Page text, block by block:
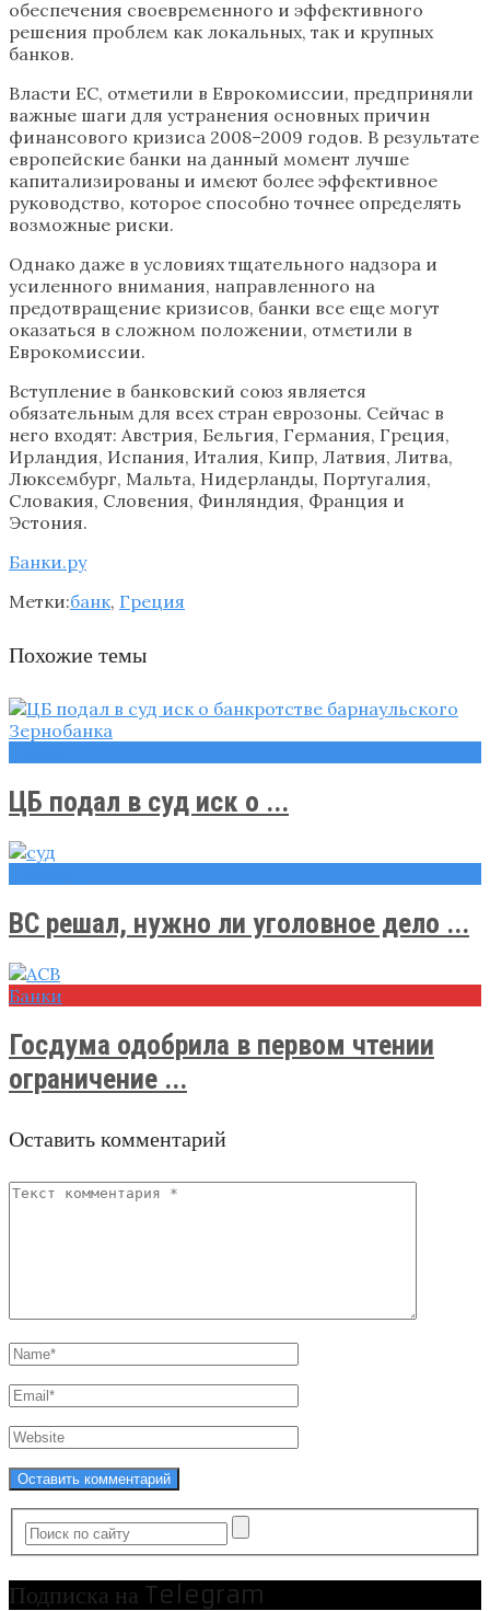
обеспечения своевременного и эффективного
решения проблем как локальных, так и крупных
банков.
Власти ЕС, отметили в Еврокомиссии, предприняли
важные шаги для устранения основных причин
финансового кризиса 2008–2009 годов. В результате
европейские банки на данный момент лучше
капитализированы и имеют более эффективное
руководство, которое способно точнее определять
возможные риски.
Однако даже в условиях тщательного надзора и
усиленного внимания, направленного на
предотвращение кризисов, банки все еще могут
оказаться в сложном положении, отметили в
Еврокомиссии.
Вступление в банковский союз является
обязательным для всех стран еврозоны. Сейчас в
него входят: Австрия, Бельгия, Германия, Греция,
Ирландия, Испания, Италия, Кипр, Латвия, Литва,
Люксембург, Мальта, Нидерланды, Португалия,
Словакия, Словения, Финляндия, Франция и
Эстония.
Банки.ру
Метки:банк, Греция
Похожие темы
ЦБ подал в суд иск о ...
ВС решал, нужно ли уголовное дело ...
Банки
Госдума одобрила в первом чтении
ограничение ...
Оставить комментарий
Подписка на Telegram